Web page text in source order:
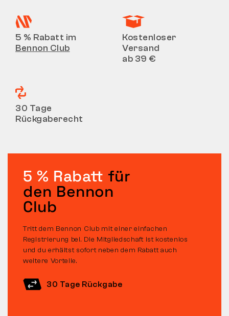
5 % Rabatt im
Bennon Club
Kostenloser
Versand
ab 39 €
30 Tage
Rückgaberecht
5 % Rabatt für
den Bennon
Club
Tritt dem Bennon Club mit einer einfachen
Registrierung bei. Die Mitgliedschaft ist kostenlos
und du erhältst sofort neben dem Rabatt auch
weitere Vorteile.
30 Tage Rückgabe